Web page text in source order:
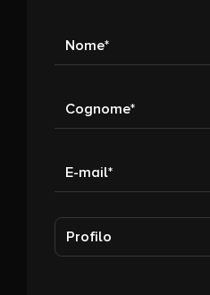
Profilo